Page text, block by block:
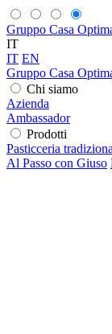
Gruppo Casa
IT
IT EN
Gruppo Casa
Chi siamo
Azienda
Ambassador
Prodotti
Pasticceria
Al Passo con Giuso